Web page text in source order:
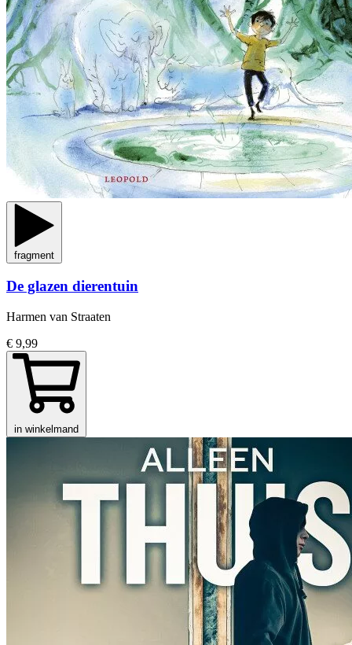
fragment
De glazen dierentuin
Harmen van Straaten
€ 9,99
in winkelmand